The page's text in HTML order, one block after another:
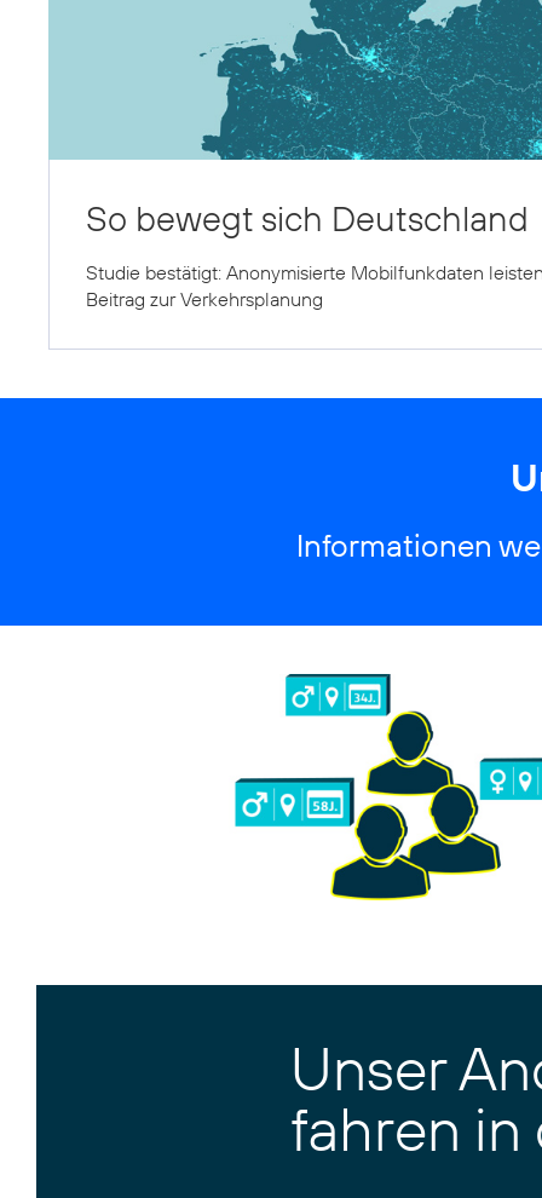
So bewegt sich Deutschland
Studie bestätigt: Anonymisierte Mobilfunkdaten
Beitrag zur Verkehrsplanung
Informationen
Unser
fahren